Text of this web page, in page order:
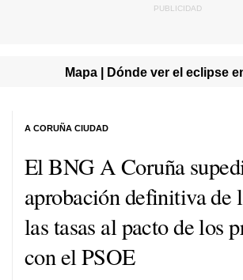
Mapa | Dónde ver el eclipse
El BNG A Coruña
aprobación definitiva de
las tasas al pacto de los
con el PSOE
A CORUÑA CIUDAD